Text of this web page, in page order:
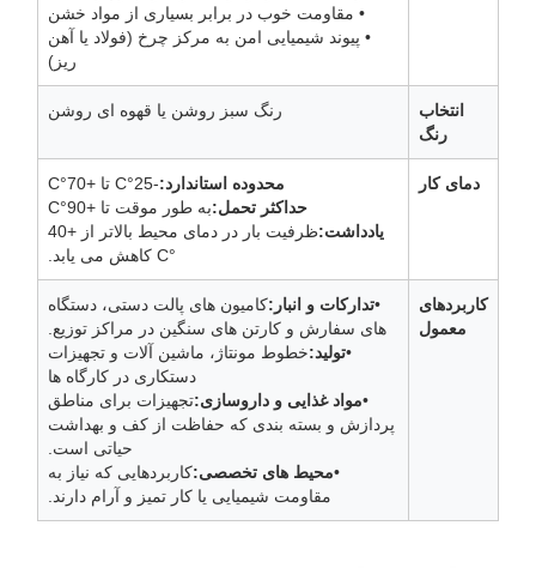
• مقاومت خوب در برابر بسیاری از مواد خشن
• پیوند شیمیایی امن به مرکز چرخ (فولاد یا آهن
ریز)
انتخاب
رنگ
رنگ سبز روشن یا قهوه ای روشن
دمای کار محدوده استاندارد:-25°C تا +70°C
حداکثر تحمل:به طور موقت تا +90°C
يادداشت:
ظرفیت بار در دمای محیط بالاتر از +40
°C کاهش می یابد.
کاربردهای
معمول
•تدارکات و انبار:کامیون های پالت دستی، دستگاه
های سفارش و کارتن های سنگین در مراکز توزیع.
•تولید:خطوط مونتاژ، ماشین آلات و تجهیزات
دستکاری در کارگاه ها
•مواد غذایی و داروسازی:تجهیزات برای مناطق
پردازش و بسته بندی که حفاظت از کف و بهداشت
حیاتی است.
•محیط های تخصصی:کاربردهایی که نیاز به
مقاومت شیمیایی یا کار تمیز و آرام دارند.